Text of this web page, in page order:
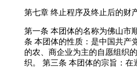
第七章 终止程序及终止后的财
第一条 本团体的名称为佛山市
条 本团体的性质：是中国共产
的农、商企业为主的自愿组织
织。 第三条 本团体的宗旨：